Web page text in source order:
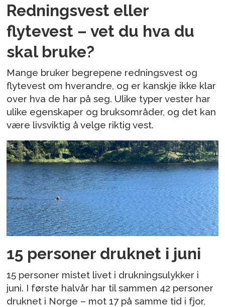
Redningsvest eller
flytevest – vet du hva du
skal bruke?
Mange bruker begrepene redningsvest og
flytevest om hverandre, og er kanskje ikke klar
over hva de har på seg. Ulike typer vester har
ulike egenskaper og bruksområder, og det kan
være livsviktig å velge riktig vest.
15 personer druknet i juni
15 personer mistet livet i drukningsulykker i
juni. I første halvår har til sammen 42 personer
druknet i Norge – mot 17 på samme tid i fjor,